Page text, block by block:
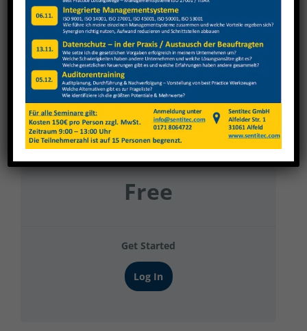
Rönicke Elektromaschinenbau Büro
Current Status
NOT ENROLLED
Price
Free
Get Started
Log In